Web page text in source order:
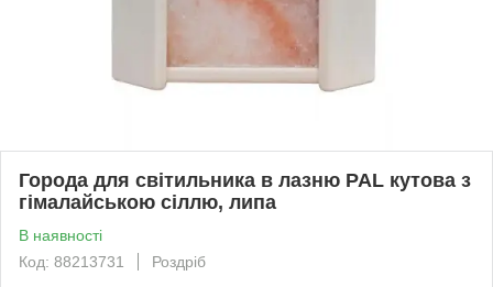
Города для світильника в лазню PAL кутова з
гімалайською сіллю, липа
В наявності
Код: 88213731
Роздріб